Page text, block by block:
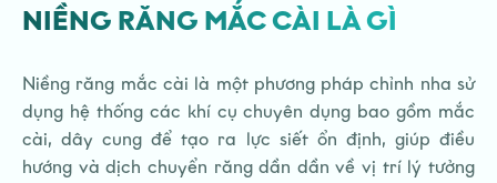
NIỀNG RĂNG MẮC CÀI LÀ GÌ
Niềng răng mắc cài là một phương pháp chỉnh nha sử
dụng hệ thống các khí cụ chuyên dụng bao gồm mắc
cài, dây cung để tạo ra lực siết ổn định, giúp điều
hướng và dịch chuyển răng dần dần về vị trí lý tưởng